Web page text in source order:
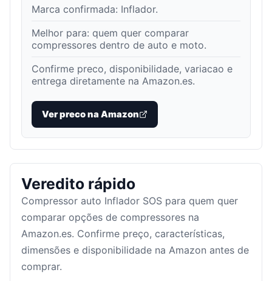
Marca confirmada: Inflador.
Melhor para: quem quer comparar
compressores dentro de auto e moto.
Confirme preco, disponibilidade, variacao e
entrega diretamente na Amazon.es.
Ver preco na Amazon
Veredito rápido
Compressor auto Inflador SOS para quem quer
comparar opções de compressores na
Amazon.es. Confirme preço, características,
dimensões e disponibilidade na Amazon antes de
comprar.